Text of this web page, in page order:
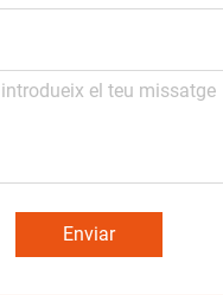
Enviar